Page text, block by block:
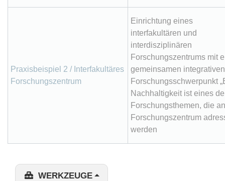
Praxisbeispiel 2 / Interfakultäres
Forschungszentrum
Einrichtung eines
interfakultären und
interdisziplinären
Forschungszentrums mit
gemeinsamen integrativen
Forschungsschwerpunkt
Nachhaltigkeit ist eines
Forschungsthemen, die
Forschungszentrum
werden
WERKZEUGE